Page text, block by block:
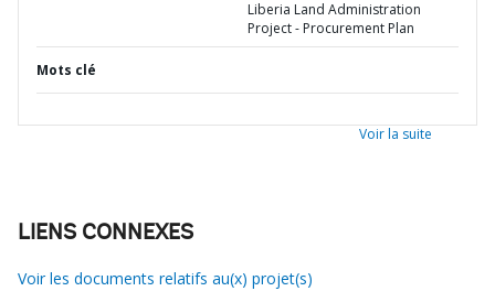
Liberia Land Administration
Project - Procurement Plan
Mots clé
Voir la suite
LIENS CONNEXES
Voir les documents relatifs au(x) projet(s)